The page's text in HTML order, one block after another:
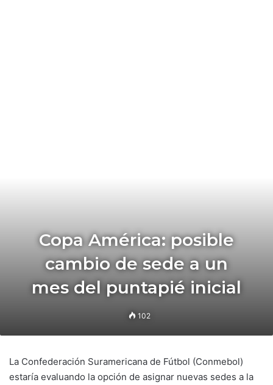
Copa América: posible
cambio de sede a un
mes del puntapié inicial
102
La Confederación Suramericana de Fútbol (Conmebol)
estaría evaluando la opción de asignar nuevas sedes a la